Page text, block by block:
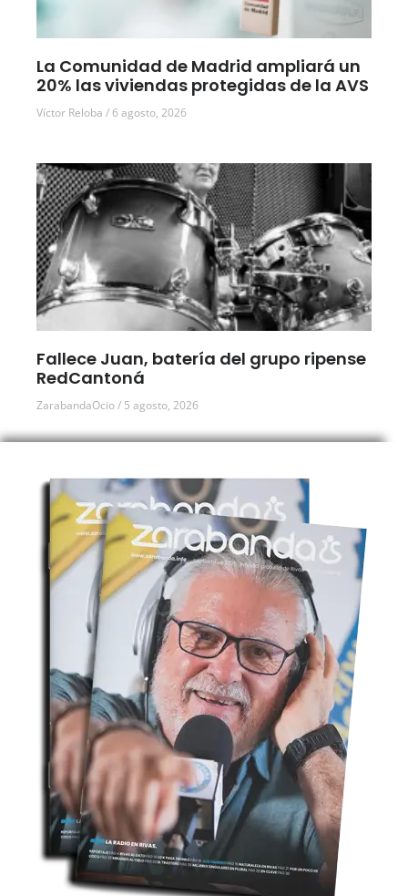
La Comunidad de Madrid ampliará un
20% las viviendas protegidas de la AVS
Víctor Reloba 6 agosto, 2026
Fallece Juan, batería del grupo ripense
RedCantoná
ZarabandaOcio 5 agosto, 2026